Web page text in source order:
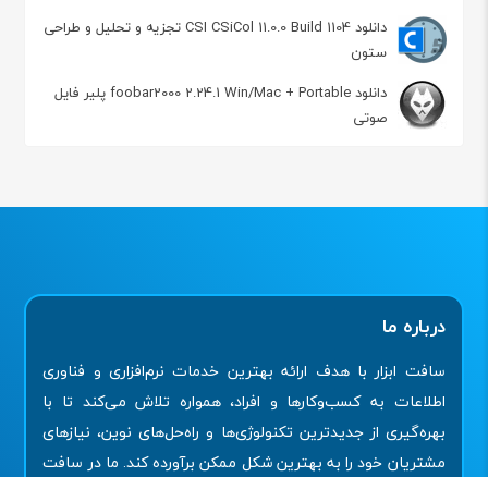
دانلود CSI CSiCol 11.0.0 Build 1104 تجزیه و تحلیل و طراحی
ستون
دانلود foobar2000 2.24.1 Win/Mac + Portable پلیر فایل
صوتی
درباره ما
سافت ابزار با هدف ارائه بهترین خدمات نرم‌افزاری و فناوری
اطلاعات به کسب‌وکارها و افراد، همواره تلاش می‌کند تا با
بهره‌گیری از جدیدترین تکنولوژی‌ها و راه‌حل‌های نوین، نیازهای
مشتریان خود را به بهترین شکل ممکن برآورده کند. ما در سافت